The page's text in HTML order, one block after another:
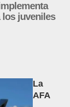
juveniles
La
AFA